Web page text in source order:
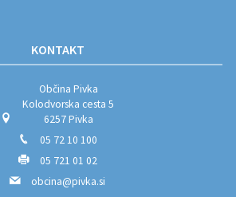
KONTAKT
Občina Pivka
Kolodvorska cesta 5
6257 Pivka
05 72 10 100
05 721 01 02
obcina@pivka.si